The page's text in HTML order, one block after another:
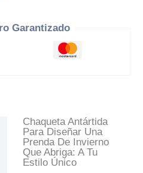
Garantizado
Chaqueta Antártida
Para Diseñar Una
Prenda De Invierno
Que Abriga: A Tu
Estilo Único